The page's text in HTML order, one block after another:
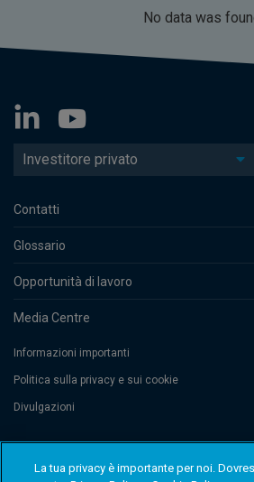
No data was
Investitore privato
Contatti
Glossario
Opportunità di lavoro
Media Centre
Informazioni importanti
Politica sulla privacy e sui cookie
Divulgazioni
Threadneedle Management Luxembourg S.A.,
de Commerce et des Sociétés (Luxembourg),
La tua privacy è importante per noi.